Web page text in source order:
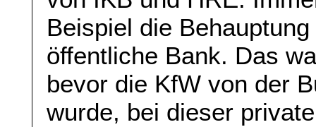
Beispiel die
öffentliche Bank. Das
bevor die KfW von der
wurde, bei dieser